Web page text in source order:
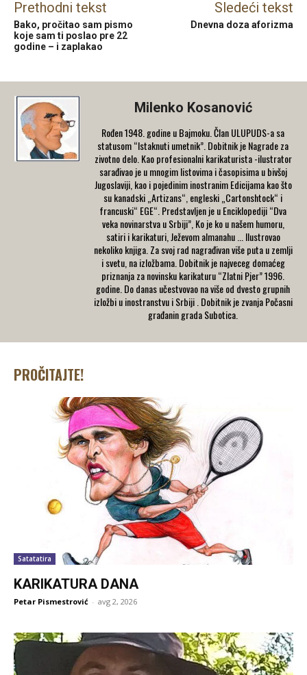
Prethodni tekst
Bako, pročitao sam pismo
koje sam ti poslao pre 22
godine – i zaplakao
Sledeći tekst
Dnevna doza aforizma
Milenko Kosanović
Rođen 1948. godine u Bajmoku. Član ULUPUDS-a sa
statusom “Istaknuti umetnik”. Dobitnik je Nagrade za
zivotno delo. Kao profesionalni karikaturista -ilustrator
sarađivao je u mnogim listovima i časopisima u bivšoj
Jugoslaviji, kao i pojedinim inostranim Edicijama kao što
su kanadski „Artizans“, engleski „Cartonshtock“ i
francuski“ EGE“. Predstavljen je u Enciklopediji “Dva
veka novinarstva u Srbiji”, Ko je ko u našem humoru,
satiri i karikaturi, Ježevom almanahu ... Ilustrovao
nekoliko knjiga. Za svoj rad nagrađivan više puta u zemlji
i svetu, na izložbama. Dobitnik je najveceg domaćeg
priznanja za novinsku karikaturu “Zlatni Pjer” 1996.
godine. Do danas učestvovao na više od dvesto grupnih
izložbi u inostranstvu i Srbiji . Dobitnik je zvanja Počasni
građanin grada Subotica.
PROČITAJTE!
Satatatira
KARIKATURA DANA
Petar Pismestrović - avg 2, 2026